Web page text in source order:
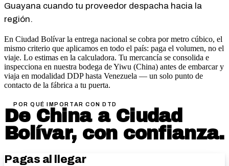
Guayana cuando tu proveedor despacha hacia la
región.
En Ciudad Bolívar la entrega nacional se cobra por metro cúbico, el
mismo criterio que aplicamos en todo el país: paga el volumen, no el
viaje. Lo estimas en la calculadora. Tu mercancía se consolida e
inspecciona en nuestra bodega de Yiwu (China) antes de embarcar y
viaja en modalidad DDP hasta Venezuela — un solo punto de
contacto de la fábrica a tu puerta.
POR QUÉ IMPORTAR CON DTD
De China a Ciudad
Bolívar, con confianza.
Pagas al llegar